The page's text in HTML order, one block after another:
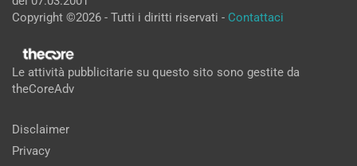
Copyright ©2026 - Tutti i diritti riservati - Contattaci
Le attività pubblicitarie su questo sito sono gestite da
theCoreAdv
Disclaimer
Privacy